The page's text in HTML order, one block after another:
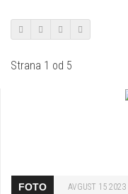
Strana 1 od 5
FOTO AVGUST 15 2023